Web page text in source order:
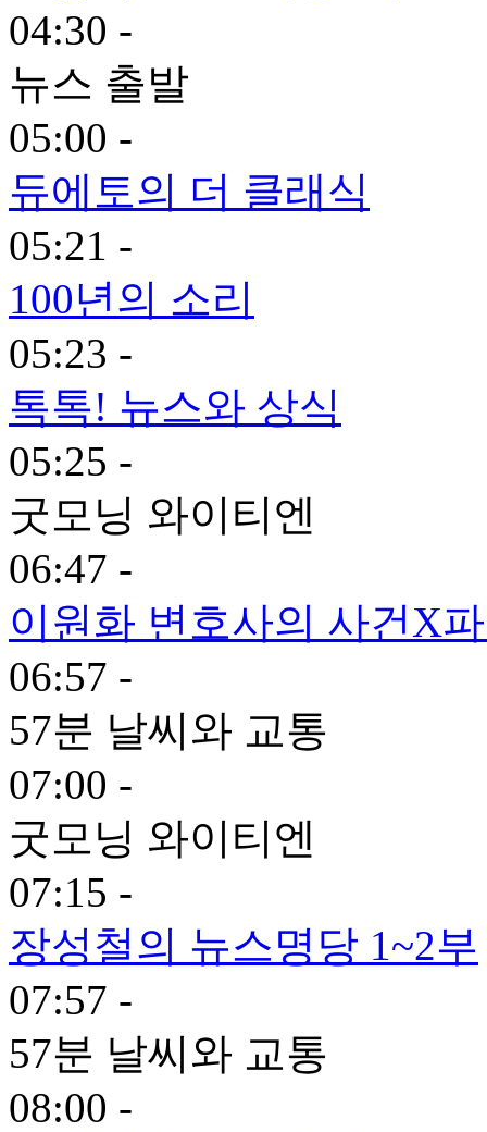
04:30 -
뉴스 출발
05:00 -
듀에토의 더 클래식
05:21 -
100년의 소리
05:23 -
톡톡! 뉴스와 상식
05:25 -
굿모닝 와이티엔
06:47 -
이원화 변호사의 사건X
06:57 -
57분 날씨와 교통
07:00 -
굿모닝 와이티엔
07:15 -
장성철의 뉴스명당 1~2부
07:57 -
57분 날씨와 교통
08:00 -